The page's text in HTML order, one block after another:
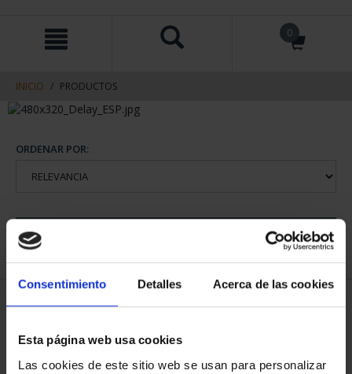
Consentimiento Detalles Acerca de las cookies
Esta página web usa cookies
Las cookies de este sitio web se usan para personalizar
contenido
navegacin
0
INICIO PRODUCTOS
ORDENAR POR:
1 Productos encontrados